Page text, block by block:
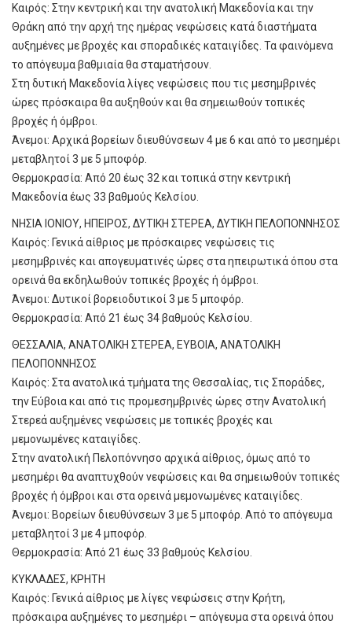
Καιρός: Στην κεντρική και την ανατολική Μακεδονία και την
Θράκη από την αρχή της ημέρας νεφώσεις κατά διαστήματα
αυξημένες με βροχές και σποραδικές καταιγίδες. Τα φαινόμενα
το απόγευμα βαθμιαία θα σταματήσουν.
Στη δυτική Μακεδονία λίγες νεφώσεις που τις μεσημβρινές
ώρες πρόσκαιρα θα αυξηθούν και θα σημειωθούν τοπικές
βροχές ή όμβροι.
Άνεμοι: Αρχικά βορείων διευθύνσεων 4 με 6 και από το μεσημέρι
μεταβλητοί 3 με 5 μποφόρ.
Θερμοκρασία: Από 20 έως 32 και τοπικά στην κεντρική
Μακεδονία έως 33 βαθμούς Κελσίου.
ΝΗΣΙΑ ΙΟΝΙΟΥ, ΗΠΕΙΡΟΣ, ΔΥΤΙΚΗ ΣΤΕΡΕΑ, ΔΥΤΙΚΗ ΠΕΛΟΠΟΝΝΗΣΟΣ
Καιρός: Γενικά αίθριος με πρόσκαιρες νεφώσεις τις
μεσημβρινές και απογευματινές ώρες στα ηπειρωτικά όπου στα
ορεινά θα εκδηλωθούν τοπικές βροχές ή όμβροι.
Άνεμοι: Δυτικοί βορειοδυτικοί 3 με 5 μποφόρ.
Θερμοκρασία: Από 21 έως 34 βαθμούς Κελσίου.
ΘΕΣΣΑΛΙΑ, ΑΝΑΤΟΛΙΚΗ ΣΤΕΡΕΑ, ΕΥΒΟΙΑ, ΑΝΑΤΟΛΙΚΗ
ΠΕΛΟΠΟΝΝΗΣΟΣ
Καιρός: Στα ανατολικά τμήματα της Θεσσαλίας, τις Σποράδες,
την Εύβοια και από τις προμεσημβρινές ώρες στην Ανατολική
Στερεά αυξημένες νεφώσεις με τοπικές βροχές και
μεμονωμένες καταιγίδες.
Στην ανατολική Πελοπόννησο αρχικά αίθριος, όμως από το
μεσημέρι θα αναπτυχθούν νεφώσεις και θα σημειωθούν τοπικές
βροχές ή όμβροι και στα ορεινά μεμονωμένες καταιγίδες.
Άνεμοι: Βορείων διευθύνσεων 3 με 5 μποφόρ. Από το απόγευμα
μεταβλητοί 3 με 4 μποφόρ.
Θερμοκρασία: Από 21 έως 33 βαθμούς Κελσίου.
ΚΥΚΛΑΔΕΣ, ΚΡΗΤΗ
Καιρός: Γενικά αίθριος με λίγες νεφώσεις στην Κρήτη,
πρόσκαιρα αυξημένες το μεσημέρι – απόγευμα στα ορεινά όπου